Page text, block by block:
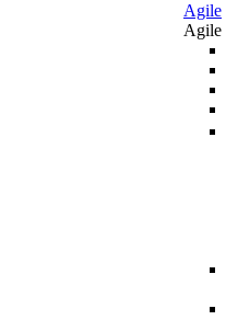
Agile
Agile